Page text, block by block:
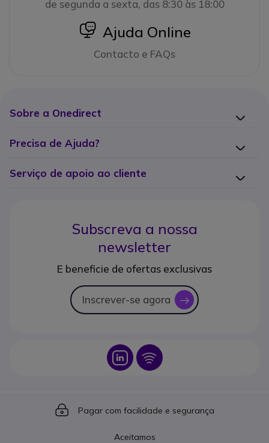
de segunda a sexta, das 8:30 às 18:00
icon
Ajuda Online
Contacto e FAQs
Sobre a Onedirect
Precisa de Ajuda?
Serviço de apoio ao cliente
Subscreva a nossa
newsletter
E beneficie de ofertas exclusivas
Inscrever-se agora icon
Icon Icon
Icon
Pagar com facilidade e segurança
Aceitamos